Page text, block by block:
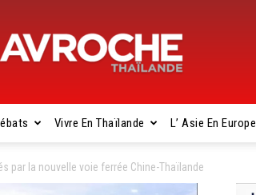
Gavroche
Vivre En Thaïlande L’ Asie En Europe
par la nouvelle voie ferrée Chine-Thaïlande